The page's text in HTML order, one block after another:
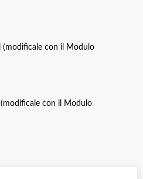
(modificale con il Modulo
con il Modulo